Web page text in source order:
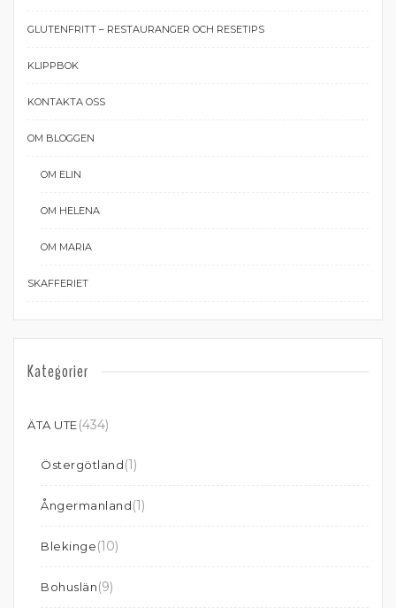
GLUTENFRITT – RESTAURANGER OCH RESETIPS
KLIPPBOK
KONTAKTA OSS
OM BLOGGEN
OM ELIN
OM HELENA
OM MARIA
SKAFFERIET
Kategorier
ÄTA UTE(434)
Östergötland(1)
Ångermanland(1)
Blekinge(10)
Bohuslän(9)